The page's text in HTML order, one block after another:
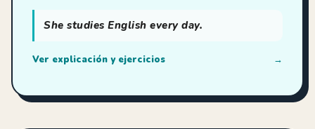
She studies English every day.
Ver explicación y ejercicios →